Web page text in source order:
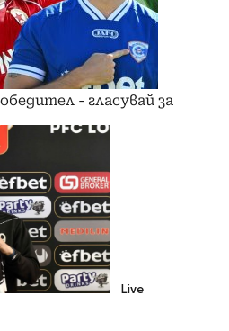
- гласувай за
Live